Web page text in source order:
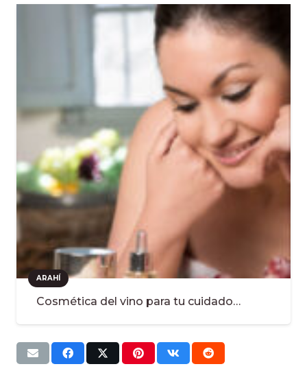
ARAHÍ
Cosmética del vino para tu cuidado…